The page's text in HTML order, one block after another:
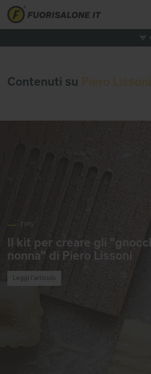
Contenuti su
TIPS
Il kit per creare gli
nonna" di Piero Lissoni
Leggi l'articolo